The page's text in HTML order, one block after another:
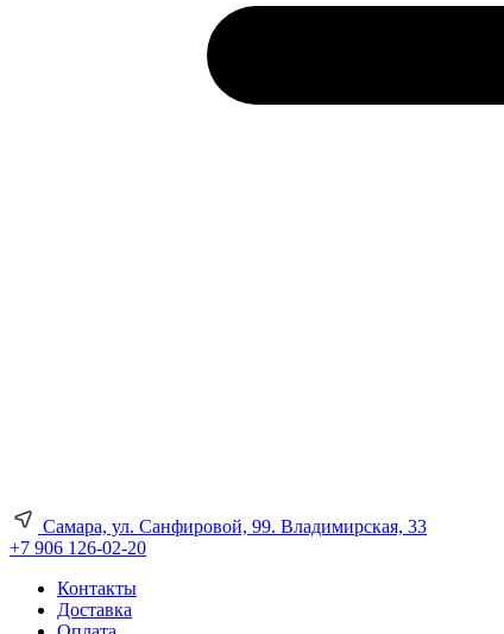
Самара, ул. Санфировой, 99. Владимирская, 33
+7 906 126-02-20
Контакты
Доставка